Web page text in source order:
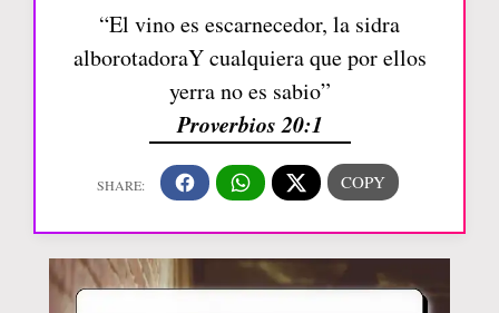
“El vino es escarnecedor, la sidra
alborotadoraY cualquiera que por ellos
yerra no es sabio”
Proverbios 20:1